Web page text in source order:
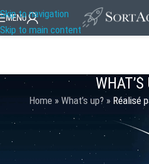
Skip to navigation
Skip to main content
MENU
WHAT’S
Home »What’s up? » Réalisé
PORTFOLIO WEB DESIGN
Réalisé par
Spade Agency